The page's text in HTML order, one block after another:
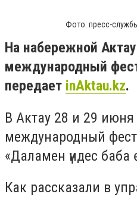
Фото: пресс-
На набережной
международный
передает inAktau.kz.
В Актау 28 и 29
международный
«Даламен үндес баба
Как рассказали в